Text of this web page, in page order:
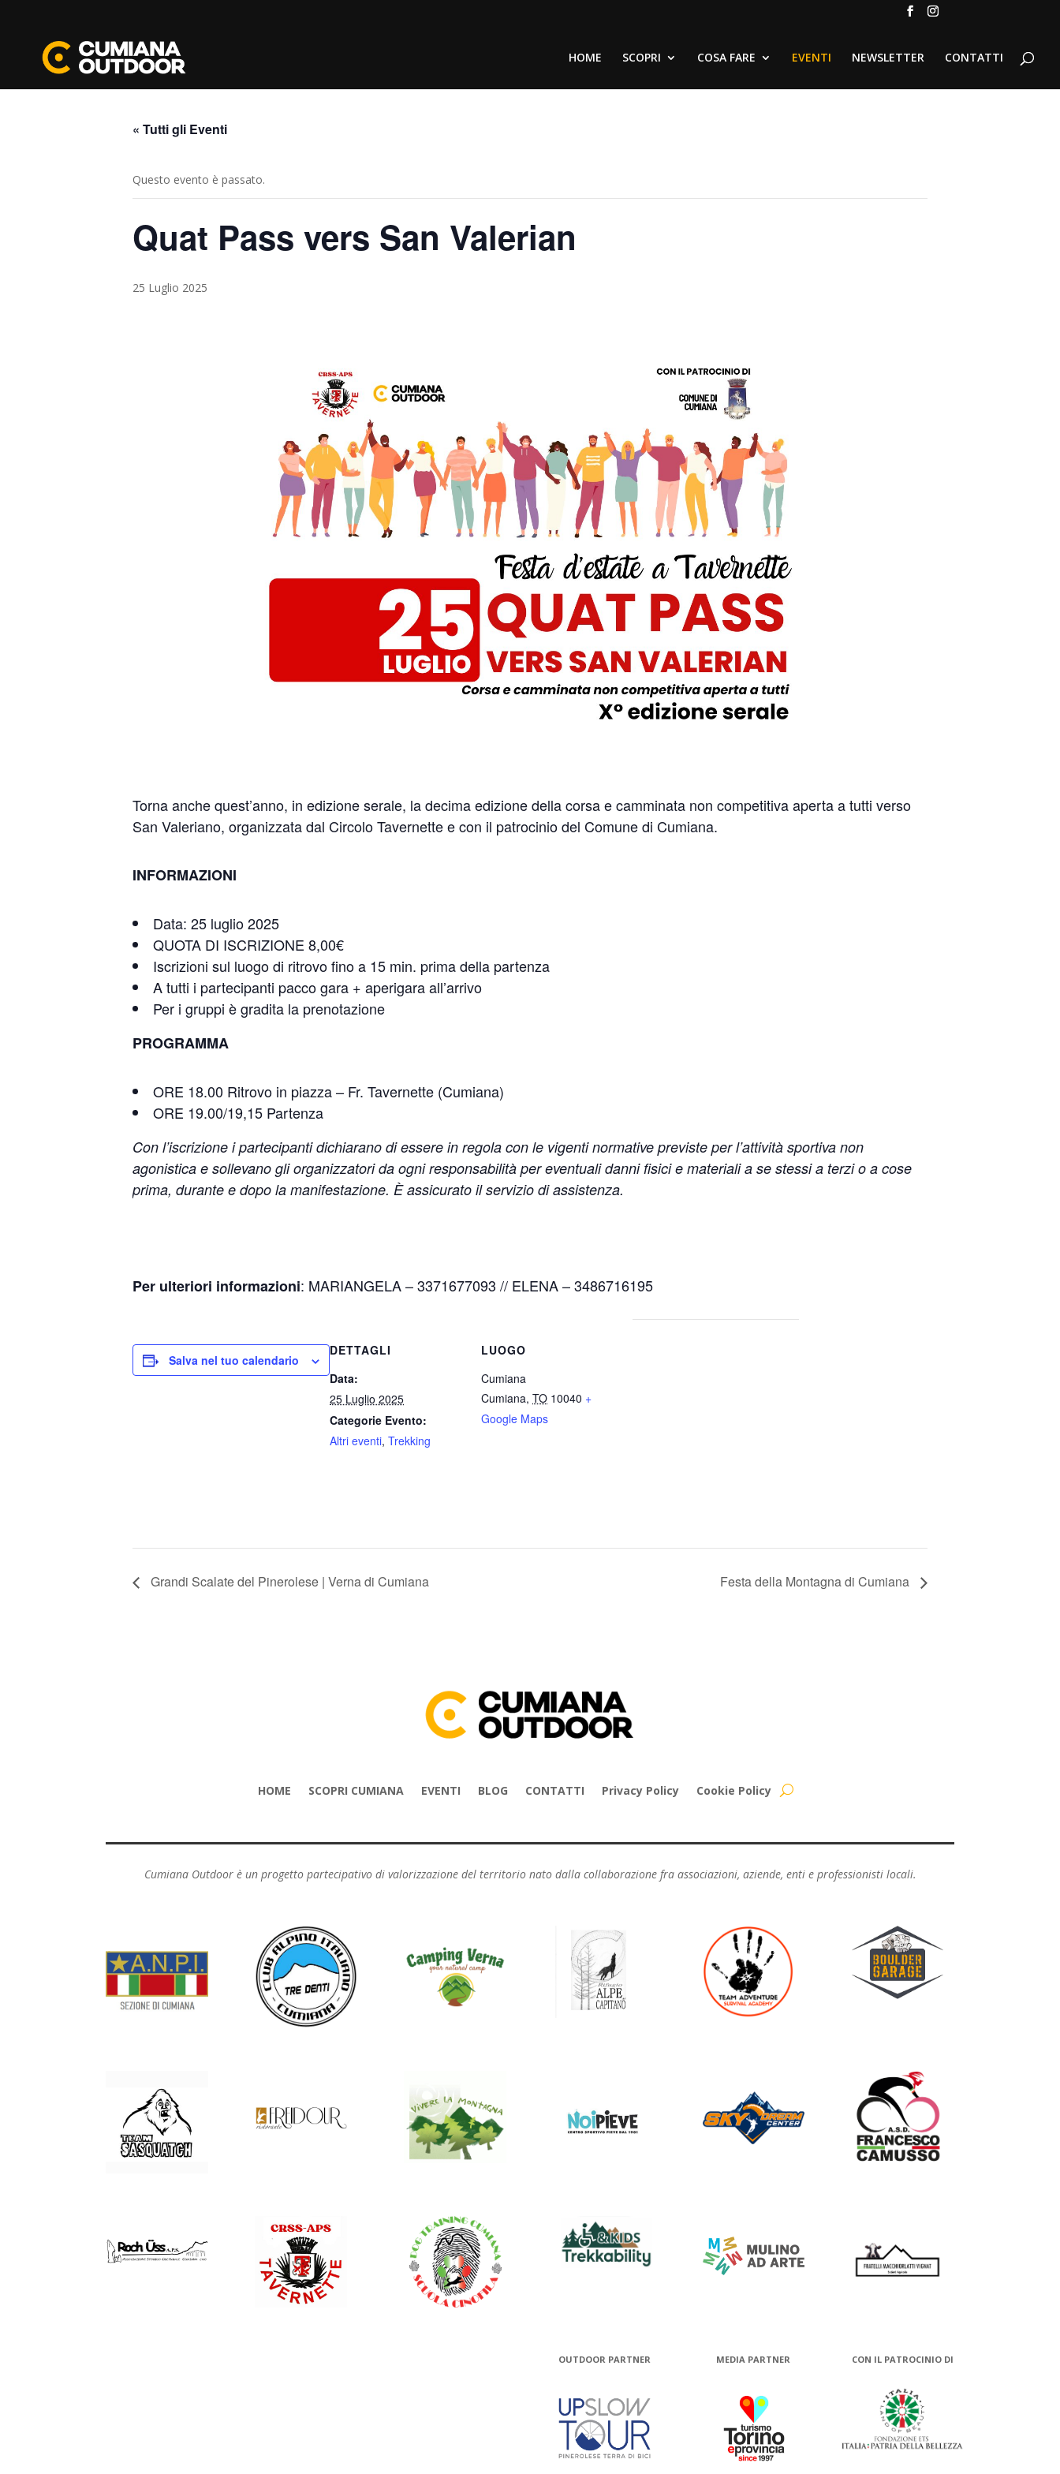
HOME SCOPRI COSA FARE EVENTI NEWSLETTER CONTATTI
« Tutti gli Eventi
Questo evento è passato.
Quat Pass vers San Valerian
25 Luglio 2025
Torna anche quest’anno, in edizione serale, la decima edizione della corsa e camminata non competitiva aperta a tutti verso
San Valeriano, organizzata dal Circolo Tavernette e con il patrocinio del Comune di Cumiana.
INFORMAZIONI
Data: 25 luglio 2025
QUOTA DI ISCRIZIONE 8,00€
Iscrizioni sul luogo di ritrovo fino a 15 min. prima della partenza
A tutti i partecipanti pacco gara + aperigara all’arrivo
Per i gruppi è gradita la prenotazione
PROGRAMMA
ORE 18.00 Ritrovo in piazza – Fr. Tavernette (Cumiana)
ORE 19.00/19,15 Partenza
Con l’iscrizione i partecipanti dichiarano di essere in regola con le vigenti normative previste per l’attività sportiva non
agonistica e sollevano gli organizzatori da ogni responsabilità per eventuali danni fisici e materiali a se stessi a terzi o a cose
prima, durante e dopo la manifestazione. È assicurato il servizio di assistenza.
Per ulteriori informazioni: MARIANGELA – 3371677093 // ELENA – 3486716195
Salva nel tuo calendario
DETTAGLI
Data:
25 Luglio 2025
Categorie Evento:
Altri eventi, Trekking
LUOGO
Cumiana
Cumiana, TO 10040 +
Google Maps
Grandi Scalate del Pinerolese | Verna di Cumiana Festa della Montagna di Cumiana
HOME SCOPRI CUMIANA EVENTI BLOG CONTATTI Privacy Policy Cookie Policy
Cumiana Outdoor è un progetto partecipativo di valorizzazione del territorio nato dalla collaborazione fra associazioni, aziende, enti e professionisti locali.
OUTDOOR PARTNER MEDIA PARTNER CON IL PATROCINIO DI